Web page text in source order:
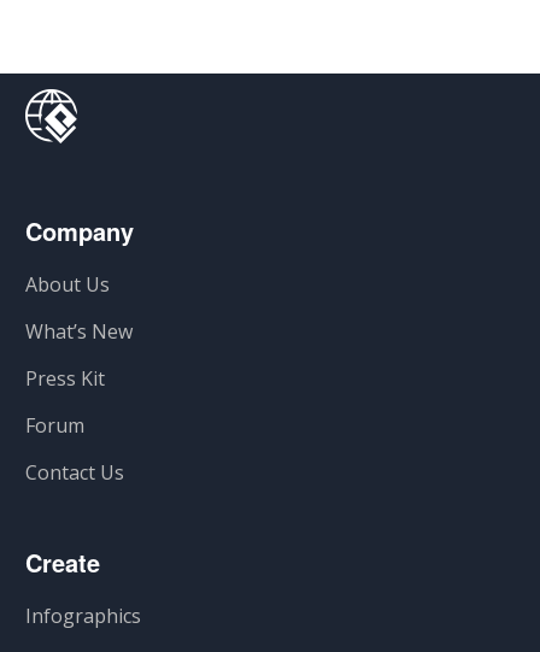
Company
About Us
What’s New
Press Kit
Forum
Contact Us
Create
Infographics